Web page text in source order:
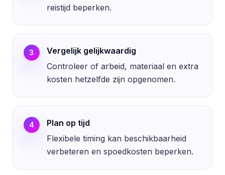
reistijd beperken.
3
Vergelijk gelijkwaardig
Controleer of arbeid, materiaal en extra
kosten hetzelfde zijn opgenomen.
4
Plan op tijd
Flexibele timing kan beschikbaarheid
verbeteren en spoedkosten beperken.